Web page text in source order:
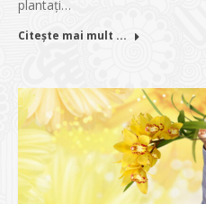
plantați…
Citește mai mult ...